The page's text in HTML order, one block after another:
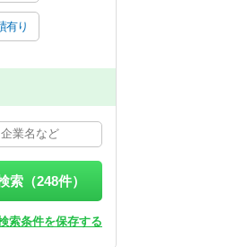
有り
索（248件）
索条件を保存する